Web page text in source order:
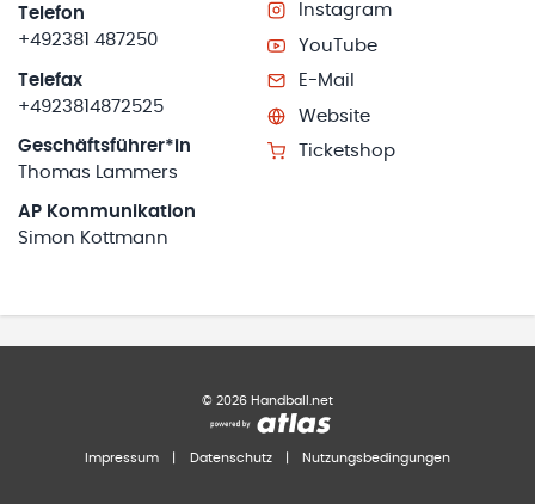
Telefon
+492381 487250
Telefax
+4923814872525
Geschäftsführer*in
Thomas Lammers
AP Kommunikation
Simon Kottmann
Instagram
YouTube
E-Mail
Website
Ticketshop
© 2026 Handball.net
Impressum Datenschutz Nutzungsbedingungen